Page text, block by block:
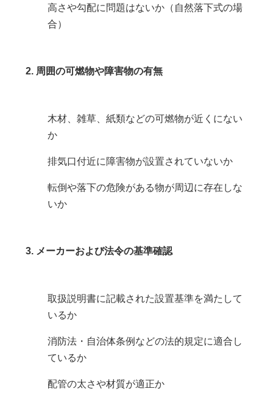
高さや勾配に問題はないか（自然落下式の場
合）
2. 周囲の可燃物や障害物の有無
木材、雑草、紙類などの可燃物が近くにない
か
排気口付近に障害物が設置されていないか
転倒や落下の危険がある物が周辺に存在しな
いか
3. メーカーおよび法令の基準確認
取扱説明書に記載された設置基準を満たして
いるか
消防法・自治体条例などの法的規定に適合し
ているか
配管の太さや材質が適正か